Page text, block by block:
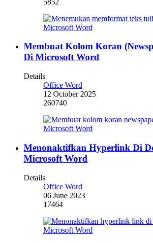
Membuat Kolom Koran
Di Microsoft Word
Details
Office Word
12 October 2025
260740
Menonaktifkan Hyperlink Di
Microsoft Word
Details
Office Word
06 June 2023
17464